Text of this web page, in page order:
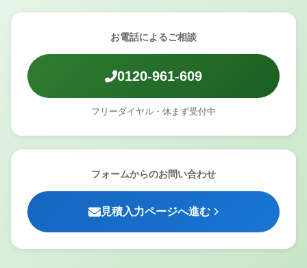
お電話によるご相談
0120-961-609
フリーダイヤル・休まず受付中
フォームからのお問い合わせ
見積入力ページへ進む